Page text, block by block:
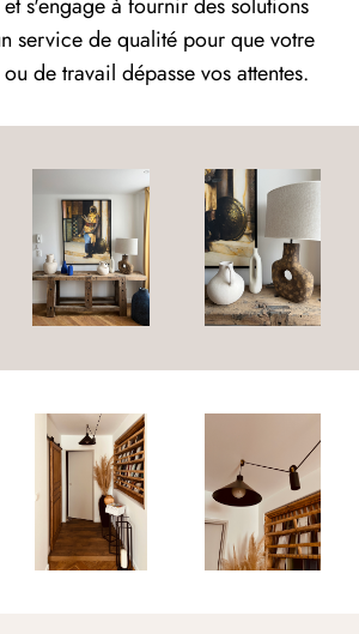
service de qualité pour que votre
de travail dépasse vos attentes.